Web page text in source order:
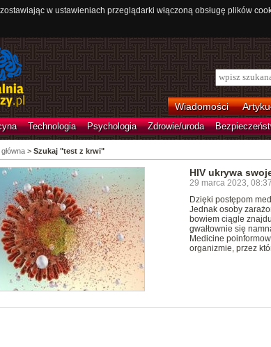
w ustawieniach przeglądarki włączoną obsługę plików
Wiadomości
Technologia Psychologia Zdrowie/uroda
> Szukaj "test z krwi"
HIV ukrywa
29 marca 2023, 08:37
Dzięki postępom
Jednak osoby
bowiem ciągle
gwałtownie się
Medicine
organizmie, przez